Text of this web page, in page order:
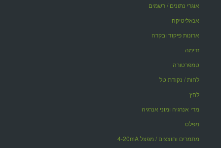
אוגרי נתונים / רשמים
אנאליטיקה
ארונות פיקוד ובקרה
זרימה
טמפרטורה
לחות / נקודת טל
לחץ
מדי אנרגיה ומוני אנרגיה
מפלס
מתמרים וחוצצים / מפצל 4-20mA